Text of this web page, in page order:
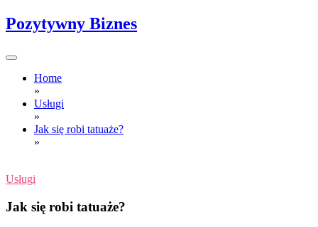
Skip
to
Pozytywny Biznes
Home
»
Usługi
»
Jak się robi tatuaże?
»
Usługi
Jak się robi tatuaże?